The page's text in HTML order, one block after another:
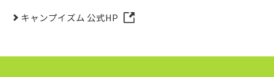
キャンプイズム 公式HP